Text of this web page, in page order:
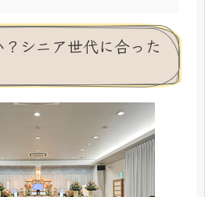
シニア世代に合った